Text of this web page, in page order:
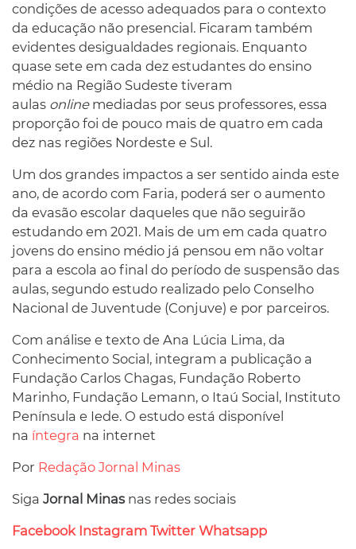
condições de acesso adequados para o contexto
da educação não presencial. Ficaram também
evidentes desigualdades regionais. Enquanto
quase sete em cada dez estudantes do ensino
médio na Região Sudeste tiveram
aulas onlinemediadas por seus professores, essa
proporção foi de pouco mais de quatro em cada
dez nas regiões Nordeste e Sul.
Um dos grandes impactos a ser sentido ainda este
ano, de acordo com Faria, poderá ser o aumento
da evasão escolar daqueles que não seguirão
estudando em 2021. Mais de um em cada quatro
jovens do ensino médio já pensou em não voltar
para a escola ao final do período de suspensão das
aulas, segundo estudo realizado pelo Conselho
Nacional de Juventude (Conjuve) e por parceiros.
Com análise e texto de Ana Lúcia Lima, da
Conhecimento Social, integram a publicação a
Fundação Carlos Chagas, Fundação Roberto
Marinho, Fundação Lemann, o Itaú Social, Instituto
Península e Iede. O estudo está disponível
na íntegra na internet
Por Redação Jornal Minas
Siga Jornal Minasnas redes sociais
Facebook Instagram Twitter Whatsapp